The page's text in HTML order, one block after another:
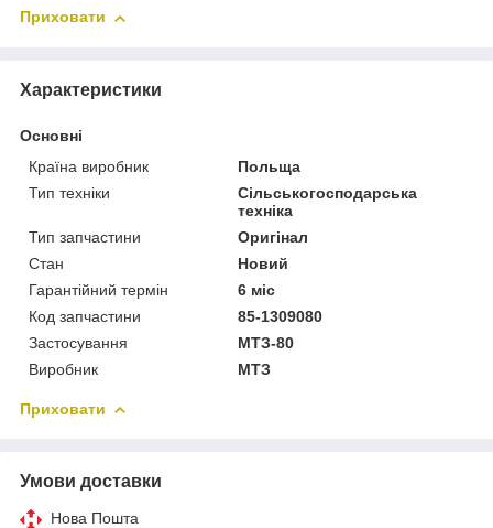
Приховати
Характеристики
Основні
Країна виробник
Польща
Тип техніки
Сільськогосподарська
техніка
Тип запчастини
Оригінал
Стан
Новий
Гарантійний термін
6 міс
Код запчастини
85-1309080
Застосування
МТЗ-80
Виробник
МТЗ
Приховати
Умови доставки
Нова Пошта